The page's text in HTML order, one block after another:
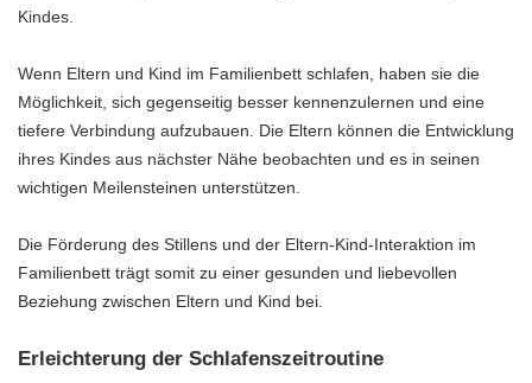
Kindes.
Wenn Eltern und Kind im Familienbett schlafen, haben sie die
Möglichkeit, sich gegenseitig besser kennenzulernen und eine
tiefere Verbindung aufzubauen. Die Eltern können die Entwicklung
ihres Kindes aus nächster Nähe beobachten und es in seinen
wichtigen Meilensteinen unterstützen.
Die Förderung des Stillens und der Eltern-Kind-Interaktion im
Familienbett trägt somit zu einer gesunden und liebevollen
Beziehung zwischen Eltern und Kind bei.
Erleichterung der Schlafenszeitroutine